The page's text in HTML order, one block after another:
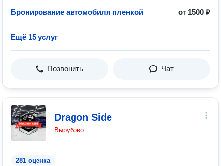
Бронирование автомобиля пленкой от 1500 ₽
Ещё 15 услуг
Позвонить Чат
Dragon Side
Вырубово
281 оценка